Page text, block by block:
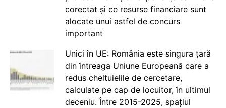
corectat și ce resurse financiare sunt
alocate unui astfel de concurs
important
Unici în UE: România este singura țară
din întreaga Uniune Europeană care a
redus cheltuielile de cercetare,
calculate pe cap de locuitor, în ultimul
deceniu. Între 2015-2025, spațiul